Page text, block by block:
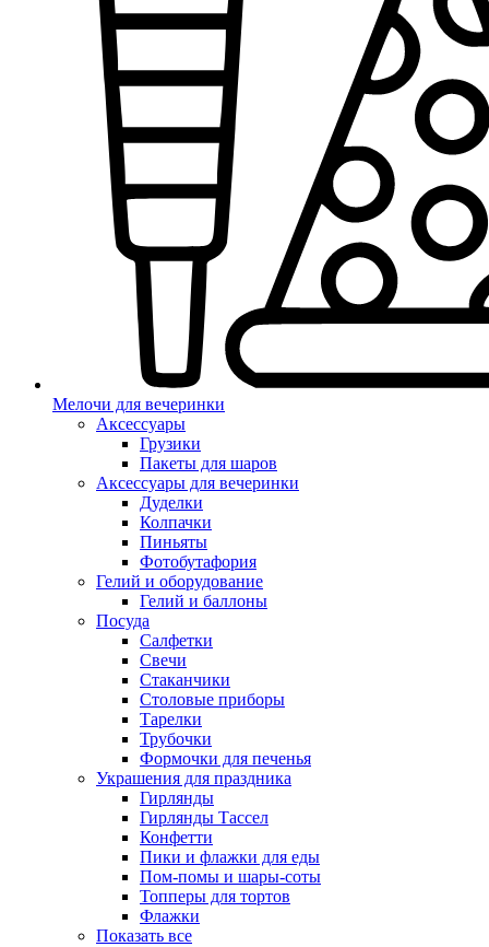
Мелочи для вечеринки
Аксессуары
Грузики
Пакеты для шаров
Аксессуары для вечеринки
Дуделки
Колпачки
Пиньяты
Фотобутафория
Гелий и оборудование
Гелий и баллоны
Посуда
Салфетки
Свечи
Стаканчики
Столовые приборы
Тарелки
Трубочки
Формочки для печенья
Украшения для праздника
Гирлянды
Гирлянды Тассел
Конфетти
Пики и флажки для еды
Пом-помы и шары-соты
Топперы для тортов
Флажки
Показать все